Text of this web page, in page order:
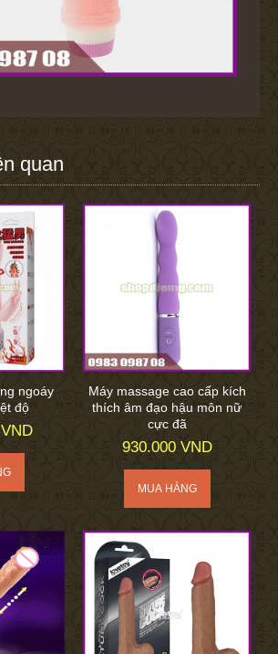
quan
ngoáy
độ
Máy massage cao cấp kích
thích âm đạo hậu môn nữ
cực đã
930.000 VND